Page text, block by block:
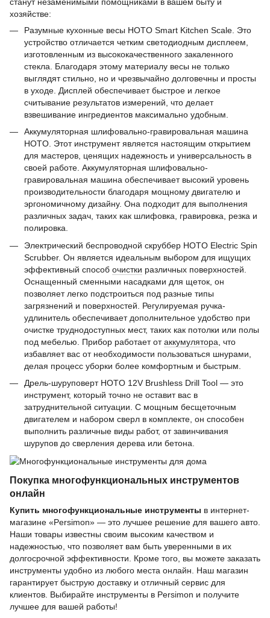
хозяйстве:
Разумные кухонные весы HOTO Smart Kitchen Scale. Это
устройство отличается четким светодиодным дисплеем,
изготовленным из высококачественного закаленного
стекла. Благодаря этому материалу весы не только
выглядят стильно, но и чрезвычайно долговечны и просты
в уходе. Дисплей обеспечивает быстрое и легкое
считывание результатов измерений, что делает
взвешивание ингредиентов максимально удобным.
Аккумуляторная шлифовально-гравировальная машина
HOTO. Этот инструмент является настоящим открытием
для мастеров, ценящих надежность и универсальность в
своей работе. Аккумуляторная шлифовально-
гравировальная машина обеспечивает высокий уровень
производительности благодаря мощному двигателю и
эргономичному дизайну. Она подходит для выполнения
различных задач, таких как шлифовка, гравировка, резка и
полировка.
Электрический беспроводной скруббер HOTO Electric Spin
Scrubber. Он является идеальным выбором для ищущих
эффективный способ очистки различных поверхностей.
Оснащенный сменными насадками для щеток, он
позволяет легко подстроиться под разные типы
загрязнений и поверхностей. Регулируемая ручка-
удлинитель обеспечивает дополнительное удобство при
очистке труднодоступных мест, таких как потолки или полы
под мебелью. Прибор работает отаккумулятора , что
избавляет вас от необходимости пользоваться шнурами,
делая процесс уборки более комфортным и быстрым.
Дрель-шуруповерт HOTO 12V Brushless Drill Tool — это
инструмент, который точно не оставит вас в
затруднительной ситуации. С мощным бесщеточным
двигателем и набором сверл в комплекте, он способен
выполнить различные виды работ, от завинчивания
шурупов до сверления дерева или бетона.
Покупка многофункциональных инструментов
онлайн
Купить многофункциональные инструменты в интернет-
магазине «Persimon» — это лучшее решение для вашего авто.
Наши товары известны своим высоким качеством и
надежностью, что позволяет вам быть уверенными в их
долгосрочной эффективности. Кроме того, вы можете заказать
инструменты удобно из любого места онлайн. Наш магазин
гарантирует быструю доставку и отличный сервис для
клиентов. Выбирайте инструменты в Persimon и получите
лучшее для вашей работы!